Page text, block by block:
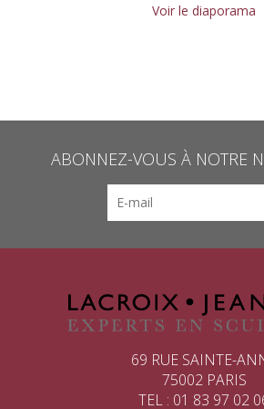
Voir le diaporama
ABONNEZ-VOUS À NOTRE
69 RUE SAINTE-
75002 PARIS
TEL : 01 83 97 02